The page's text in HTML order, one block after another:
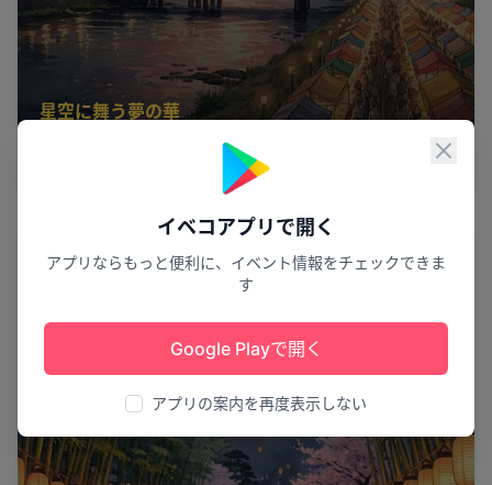
閉じ
イベコアプリで開く
アプリならもっと便利に、イベント情報をチェックできま
す
Google Playで開く
アプリの案内を再度表示しない
星空に舞う夢の華
第74回 熊谷花火大会